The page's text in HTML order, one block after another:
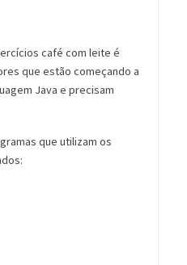
café com leite é
que estão começando a
Java e precisam
que utilizam os